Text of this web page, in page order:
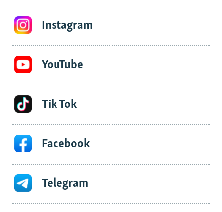
Instagram
YouTube
Tik Tok
Facebook
Telegram